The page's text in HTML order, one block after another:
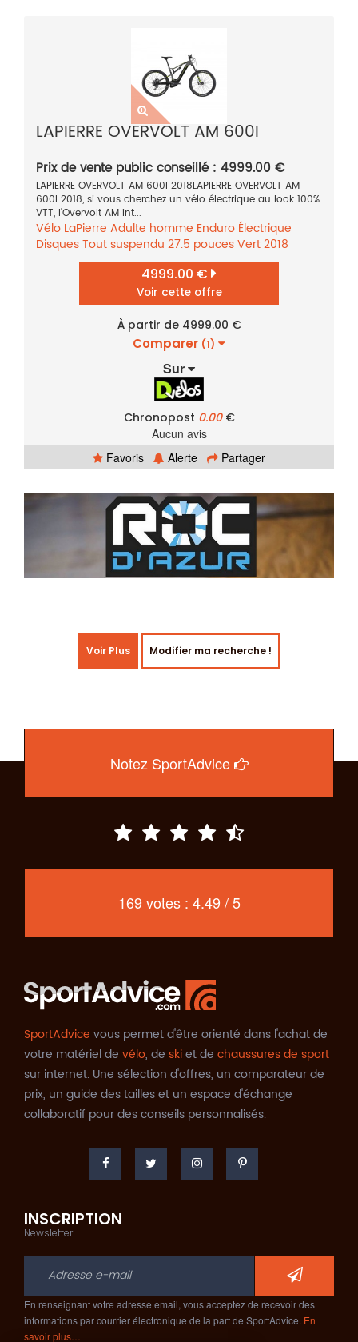
LAPIERRE OVERVOLT AM 600I
Prix de vente public conseillé : 4999.00 €
LAPIERRE OVERVOLT AM 600I 2018LAPIERRE OVERVOLT AM
600I 2018, si vous cherchez un vélo électrique au look 100%
VTT, l'Overvolt AM int...
Vélo LaPierre Adulte homme Enduro Électrique
DisquesTout suspendu 27.5 poucesVert2018
4999.00 €
Voir cette offre
À partir de 4999.00 €
Comparer (1)
Sur
Chronopost 0.00€
Aucun avis
Favoris
Alerte Partager
Voir Plus Modifier ma recherche !
Notez SportAdvice
169 votes : 4.49 / 5
SportAdvice vous permet d'être orienté dans l'achat de
votre matériel de vélo, de skiet de chaussures de sport
sur internet. Une sélection d'offres, un comparateur de
prix, un guide des tailles et un espace d'échange
collaboratif pour des conseils personnalisés.
INSCRIPTION
Newsletter
En renseignant votre adresse email, vous acceptez de recevoir des
informations par courrier électronique de la part de SportAdvice. En
savoir plus…